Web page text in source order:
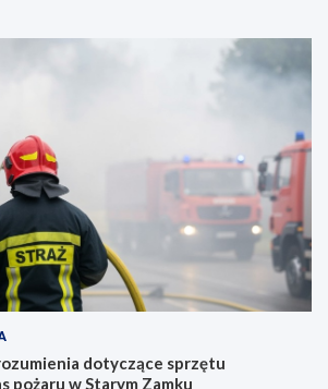
dotyczące sprzętu
pożaru w Starym Zamku